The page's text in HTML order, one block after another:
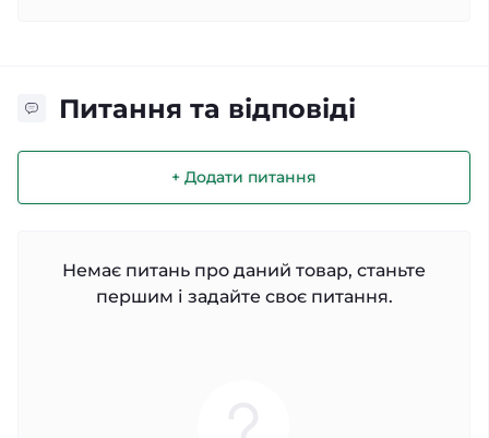
Питання та відповіді
+ Додати питання
Немає питань про даний товар, станьте
першим і задайте своє питання.